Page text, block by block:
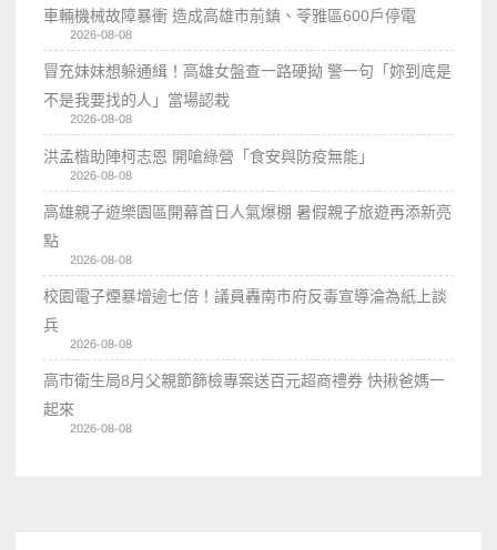
車輛機械故障暴衝 造成高雄市前鎮、苓雅區600戶停電
2026-08-08
冒充妹妹想躲通緝！高雄女盤查一路硬拗 警一句「妳到底是
不是我要找的人」當場認栽
2026-08-08
洪孟楷助陣柯志恩 開嗆綠營「食安與防疫無能」
2026-08-08
高雄親子遊樂園區開幕首日人氣爆棚 暑假親子旅遊再添新亮
點
2026-08-08
校園電子煙暴增逾七倍！議員轟南市府反毒宣導淪為紙上談
兵
2026-08-08
高市衛生局8月父親節篩檢專案送百元超商禮券 快揪爸媽一
起來
2026-08-08